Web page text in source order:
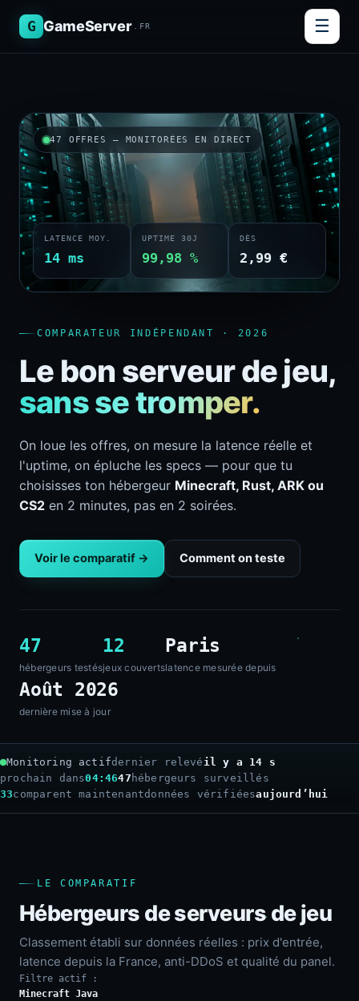
G GameServer .FR ☰
COMPARATEUR INDÉPENDANT · 2026
Le bon serveur de jeu,
sans se tromper.
On loue les offres, on mesure la latence réelle et
l'uptime, on épluche les specs — pour que tu
choisisses ton hébergeur Minecraft, Rust, ARK ou
CS2 en 2 minutes, pas en 2 soirées.
Voir le comparatif → Comment on teste
47
hébergeurs testés
12
jeux couverts
Paris
latence mesurée depuis
Août 2026
dernière mise à jour
47 OFFRES — MONITORÉES EN DIRECT
LATENCE MOY.
14 ms
UPTIME 30J
99,98 %
DÈS
2,99 €
Monitoring actifdernier relevé il y a 16 s
prochain dans04:4447 hébergeurs surveillés
33comparent maintenantdonnées vérifiéesaujourd’hui
LE COMPARATIF
Hébergeurs de serveurs de jeu
Classement établi sur données réelles : prix d'entrée,
latence depuis la France, anti-DDoS et qualité du panel.
Filtre actif :
Minecraft Java